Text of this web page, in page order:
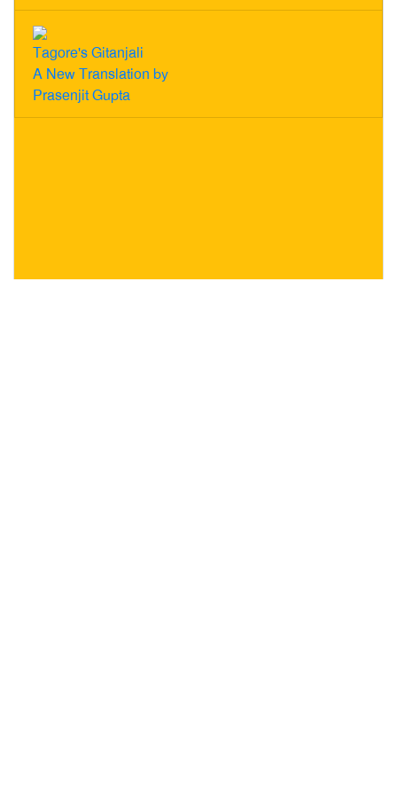
Tagore's Gitanjali
A New Translation by
Prasenjit Gupta